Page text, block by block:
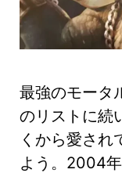
最強のモータ
のリストに続
くから愛され
よう。2004